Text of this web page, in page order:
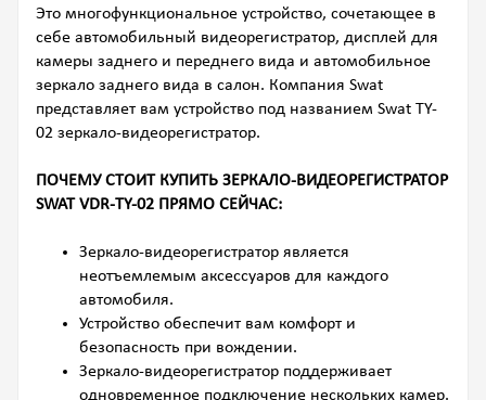
Это многофункциональное устройство, сочетающее в
себе автомобильный видеорегистратор, дисплей для
камеры заднего и переднего вида и автомобильное
зеркало заднего вида в салон. Компания Swat
представляет вам устройство под названием Swat TY-
02 зеркало-видеорегистратор.
ПОЧЕМУ СТОИТ КУПИТЬ ЗЕРКАЛО-ВИДЕОРЕГИСТРАТОР
SWAT VDR-TY-02 ПРЯМО СЕЙЧАС:
Зеркало-видеорегистратор является
неотъемлемым аксессуаров для каждого
автомобиля.
Устройство обеспечит вам комфорт и
безопасность при вождении.
Зеркало-видеорегистратор поддерживает
одновременное подключение нескольких камер.